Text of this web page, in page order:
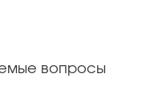
вопросы